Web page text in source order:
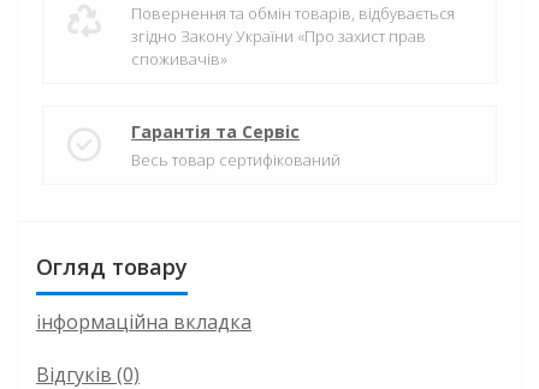
Повернення та обмін товарів, відбувається
згідно Закону України «Про захист прав
споживачів»
Гарантія та Сервіс
Весь товар сертифікований
Огляд товару
інформаційна вкладка
Відгуків (0)